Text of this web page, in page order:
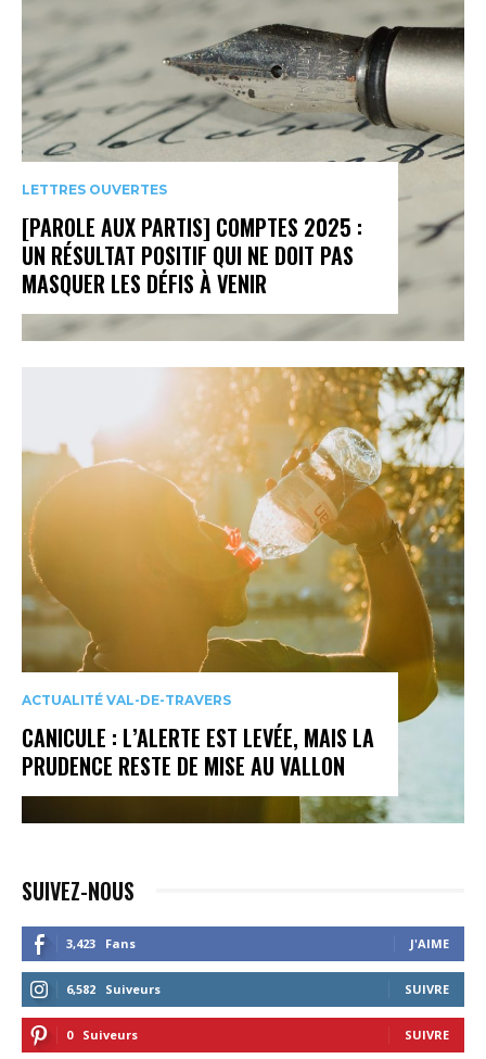
LETTRES OUVERTES
[PAROLE AUX PARTIS] COMPTES 2025 :
UN RÉSULTAT POSITIF QUI NE DOIT PAS
MASQUER LES DÉFIS À VENIR
ACTUALITÉ VAL-DE-TRAVERS
CANICULE : L’ALERTE EST LEVÉE, MAIS LA
PRUDENCE RESTE DE MISE AU VALLON
SUIVEZ-NOUS
3,423 Fans J'AIME
6,582 Suiveurs SUIVRE
0 Suiveurs SUIVRE